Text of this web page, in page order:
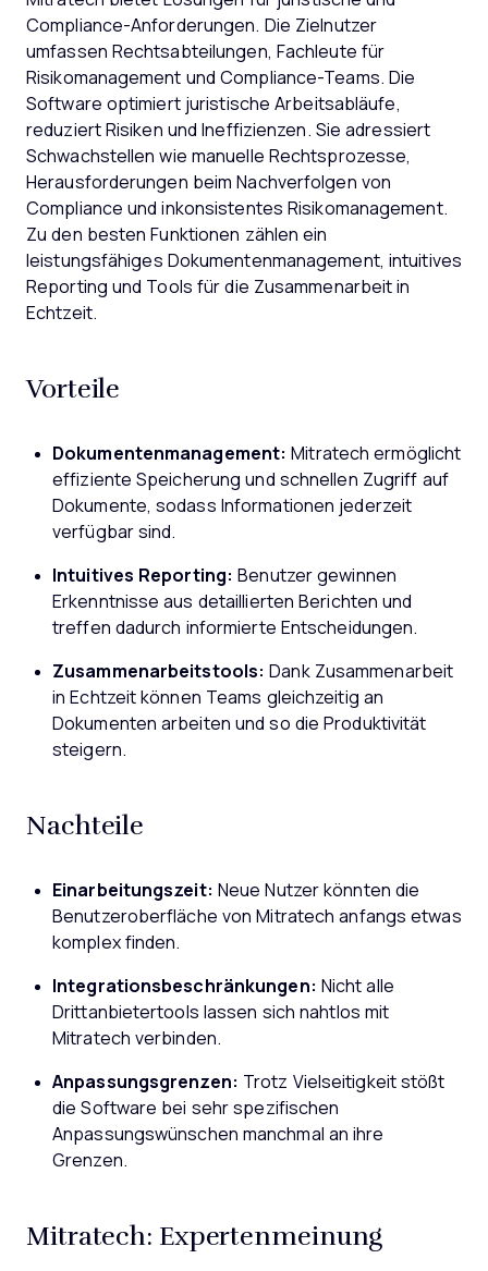
Compliance-Anforderungen. Die Zielnutzer
umfassen Rechtsabteilungen, Fachleute für
Risikomanagement und Compliance-Teams. Die
Software optimiert juristische Arbeitsabläufe,
reduziert Risiken und Ineffizienzen. Sie adressiert
Schwachstellen wie manuelle Rechtsprozesse,
Herausforderungen beim Nachverfolgen von
Compliance und inkonsistentes Risikomanagement.
Zu den besten Funktionen zählen ein
leistungsfähiges Dokumentenmanagement, intuitives
Reporting und Tools für die Zusammenarbeit in
Echtzeit.
Vorteile
Dokumentenmanagement: Mitratech ermöglicht
effiziente Speicherung und schnellen Zugriff auf
Dokumente, sodass Informationen jederzeit
verfügbar sind.
Intuitives Reporting: Benutzer gewinnen
Erkenntnisse aus detaillierten Berichten und
treffen dadurch informierte Entscheidungen.
Zusammenarbeitstools: Dank Zusammenarbeit
in Echtzeit können Teams gleichzeitig an
Dokumenten arbeiten und so die Produktivität
steigern.
Nachteile
Einarbeitungszeit: Neue Nutzer könnten die
Benutzeroberfläche von Mitratech anfangs etwas
komplex finden.
Integrationsbeschränkungen: Nicht alle
Drittanbietertools lassen sich nahtlos mit
Mitratech verbinden.
Anpassungsgrenzen: Trotz Vielseitigkeit stößt
die Software bei sehr spezifischen
Anpassungswünschen manchmal an ihre
Grenzen.
Mitratech: Expertenmeinung